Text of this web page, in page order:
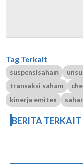
Tag Terkait
suspensisaham
transaksi saham
kinerja emiten
BERITA TERKAIT